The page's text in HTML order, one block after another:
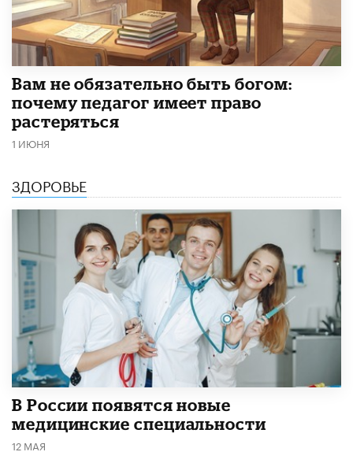
​Вам не обязательно быть богом:
почему педагог имеет право
растеряться
1 ИЮНЯ
ЗДОРОВЬЕ
В России появятся новые
медицинские специальности
12 МАЯ